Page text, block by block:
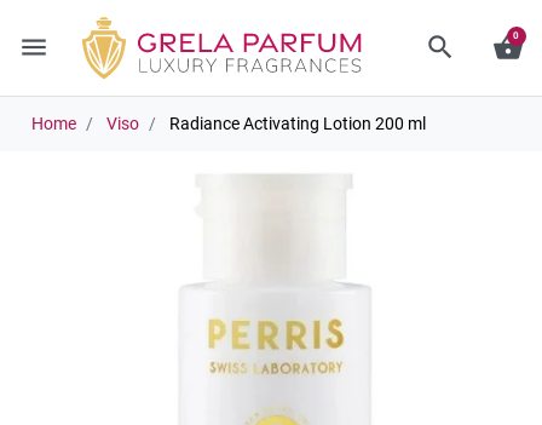
menu search shopping_basket
0
Home Viso Radiance Activating Lotion 200 ml